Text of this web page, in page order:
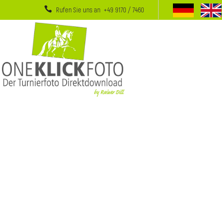
Rufen Sie uns an +49 9170 / 7460